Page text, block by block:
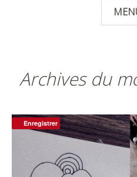
Archives du
Enregistrer